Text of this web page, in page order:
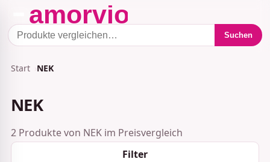
Suchen
Start NEK
NEK
2 Produkte von NEK im Preisvergleich
Filter